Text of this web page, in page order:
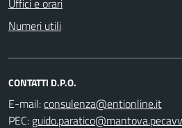
Numeri utili
CONTATTI D.P.O.
E-mail:
PEC: